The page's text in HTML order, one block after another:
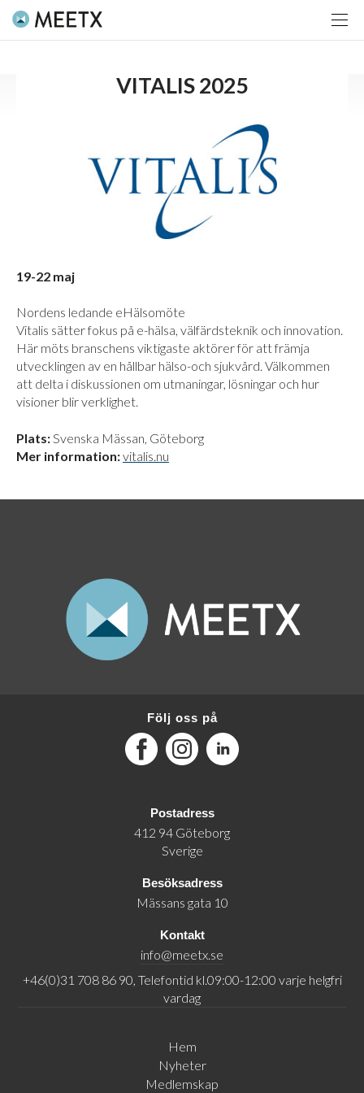
VITALIS 2025
19-22 maj
Nordens ledande eHälsomöte
Vitalis sätter fokus på e-hälsa, välfärdsteknik och innovation.
Här möts branschens viktigaste aktörer för att främja
utvecklingen av en hållbar hälso-och sjukvård. Välkommen
att delta i diskussionen om utmaningar, lösningar och hur
visioner blir verklighet.
Plats: Svenska Mässan, Göteborg
Mer information:vitalis.nu
Följ oss på
FacebookInstagramLinkedIn
Postadress
412 94 Göteborg
Sverige
Besöksadress
Mässans gata 10
Kontakt
info@meetx.se
+46(0)31 708 86 90, Telefontid kl.09:00-12:00 varje helgfri
vardag
Hem
Nyheter
Medlemskap